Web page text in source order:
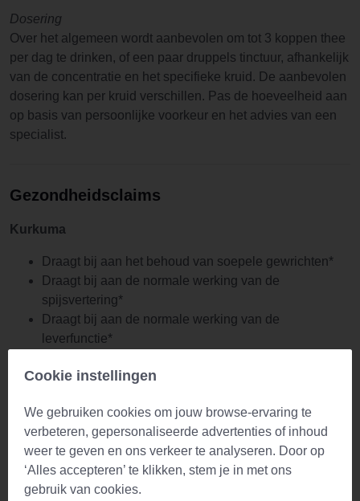
Dosering
Over het algemeen wordt aanbevolen om tot 3 koppen thee
per dag te drinken, of een paar druppels tinctuur, afhankelijk
van de concentratie en het specifieke kruid. De aanbevolen
dosering kan per kruid verschillen. Pas de hoeveelheid aan
op basis van persoonlijke voorkeur en het advies van een
specialist.
Gezondheidsclaims
Kurkuma
Draagt bij aan het behoud van soepele gewrichten*
Draagt bij aan de normale werking van de
spijsvertering*
Draagt bij aan de normale werking van de
leverfunctie*
Draagt bij aan een normaal cholesterolgehalte*
immuunsysteem*
Heeft een positieve invloed op de werking van het
zenuwstelsel*
* Gezondheidsclaim(s) in afwachting van goedkeuring door
Cookie instellingen
We gebruiken cookies om jouw browse-ervaring te
verbeteren, gepersonaliseerde advertenties of inhoud
weer te geven en ons verkeer te analyseren. Door op
‘Alles accepteren’ te klikken, stem je in met ons
gebruik van cookies.